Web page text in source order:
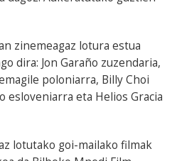
zinemeagaz lotura estua
dira: Jon Garaño zuzendaria,
poloniarra, Billy Choi
esloveniarra eta Helios Gracia
lotutako goi-mailako filmak